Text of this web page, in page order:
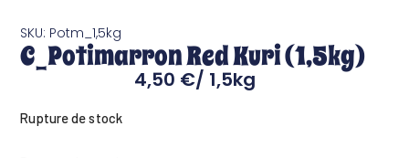
SKU: Potm_1,5kg
C_Potimarron Red Kuri (1,5kg)
4,50 €/ 1,5kg
Rupture de stock